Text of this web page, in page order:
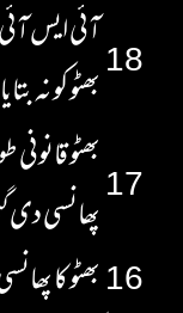
18
آئی ایس
بھٹو کو نہ بتایا
17
بھٹو
پھانسی دی
16بھٹو کا